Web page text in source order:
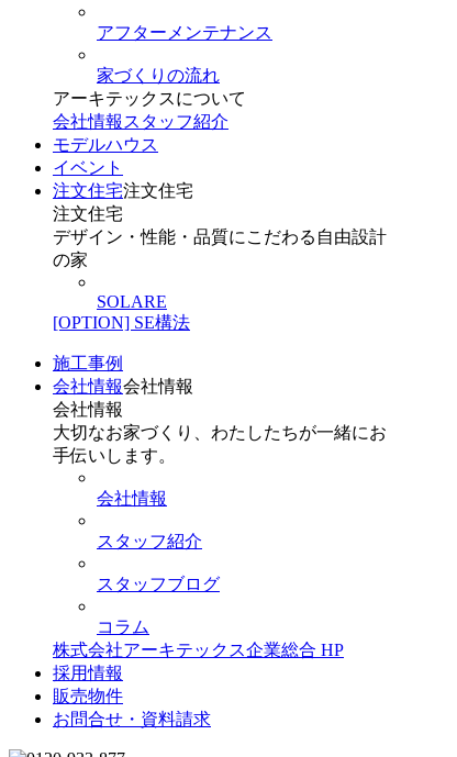
アフターメンテナンス
家づくりの流れ
アーキテックスについて
会社情報 スタッフ紹介
モデルハウス
イベント
注文住宅注文住宅
注文住宅
デザイン・性能・品質にこだわる自由設計
の家
SOLARE
[OPTION] SE構法
施工事例
会社情報会社情報
会社情報
大切なお家づくり、わたしたちが一緒にお
手伝いします。
会社情報
スタッフ紹介
スタッフブログ
コラム
株式会社アーキテックス企業総合 HP
採用情報
販売物件
お問合せ・資料請求